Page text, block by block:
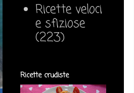
Ricette veloci
e sfiziose
(223)
Ricette crudiste